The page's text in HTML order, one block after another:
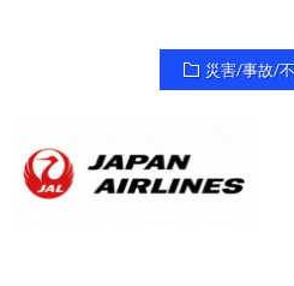
災害/事故/